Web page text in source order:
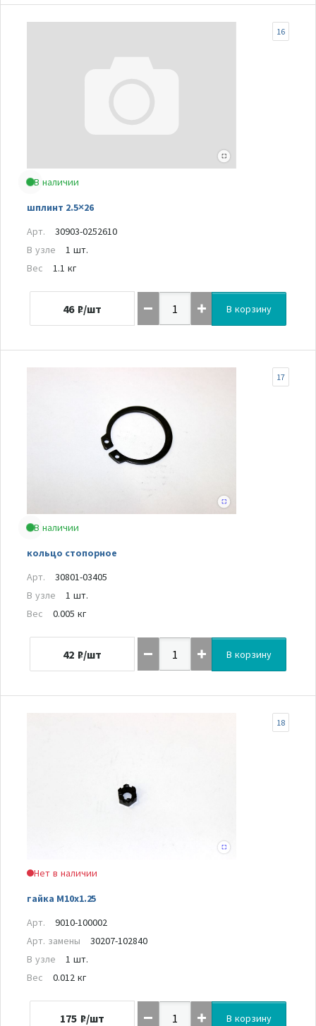
В наличии
шплинт 2.5×26
16
Арт.
30903-0252610
В узле
1 шт.
Вес
1.1 кг
46 ₽/шт В корзину
В наличии
кольцо стопорное
17
Арт.
30801-03405
В узле
1 шт.
Вес
0.005 кг
42 ₽/шт В корзину
Нет в наличии
гайка M10x1.25
18
Арт.
9010-100002
Арт. замены
30207-102840
В узле
1 шт.
Вес
0.012 кг
175 ₽/шт В корзину